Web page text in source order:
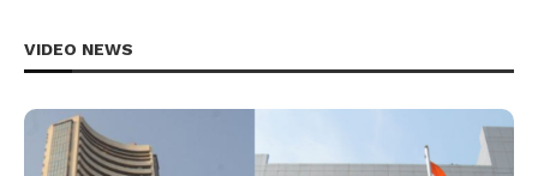
VIDEO NEWS